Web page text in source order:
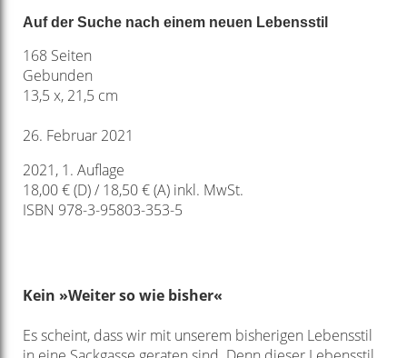
Auf der Suche nach einem neuen Lebensstil
168 Seiten
Gebunden
13,5 x, 21,5 cm
26. Februar 2021
2021, 1. Auflage
18,00 € (D) / 18,50 € (A) inkl. MwSt.
ISBN 978-3-95803-353-5
Kein »Weiter sowie bisher«
Es scheint, dass wir mit unserem bisherigen Lebensstil